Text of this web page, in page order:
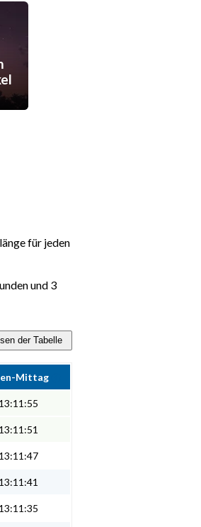
für jeden
und 3
der Tabelle
Mittag
13:11:55
13:11:51
13:11:47
13:11:41
13:11:35